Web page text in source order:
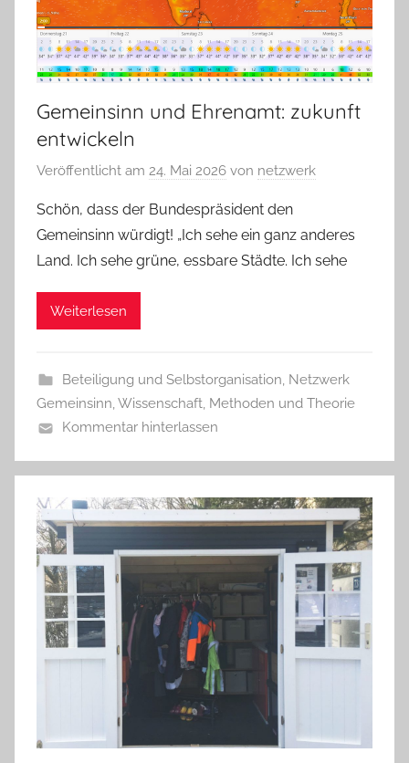
Gemeinsinn und Ehrenamt: zukunft
entwickeln
Veröffentlicht am 24. Mai 2026 von netzwerk
Schön, dass der Bundespräsident den
Gemeinsinn würdigt! „Ich sehe ein ganz anderes
Land. Ich sehe grüne, essbare Städte. Ich sehe
Weiterlesen
Beteiligung und Selbstorganisation, Netzwerk
Gemeinsinn,Wissenschaft, Methoden und Theorie
Kommentar hinterlassen